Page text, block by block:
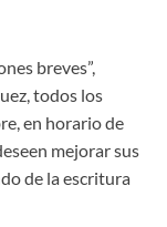
breves”,
todos los
en horario de
mejorar sus
de la escritura